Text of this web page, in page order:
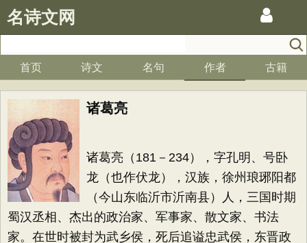
名诗文网
首页 诗文 名句 作者 古籍
诸葛亮
诸葛亮（181－234），字孔明、号卧
龙（也作伏龙），汉族，徐州琅琊阳都
（今山东临沂市沂南县）人，三国时期
蜀汉丞相、杰出的政治家、军事家、散文家、书法
家。在世时被封为武乡侯，死后追谥忠武侯，东晋政